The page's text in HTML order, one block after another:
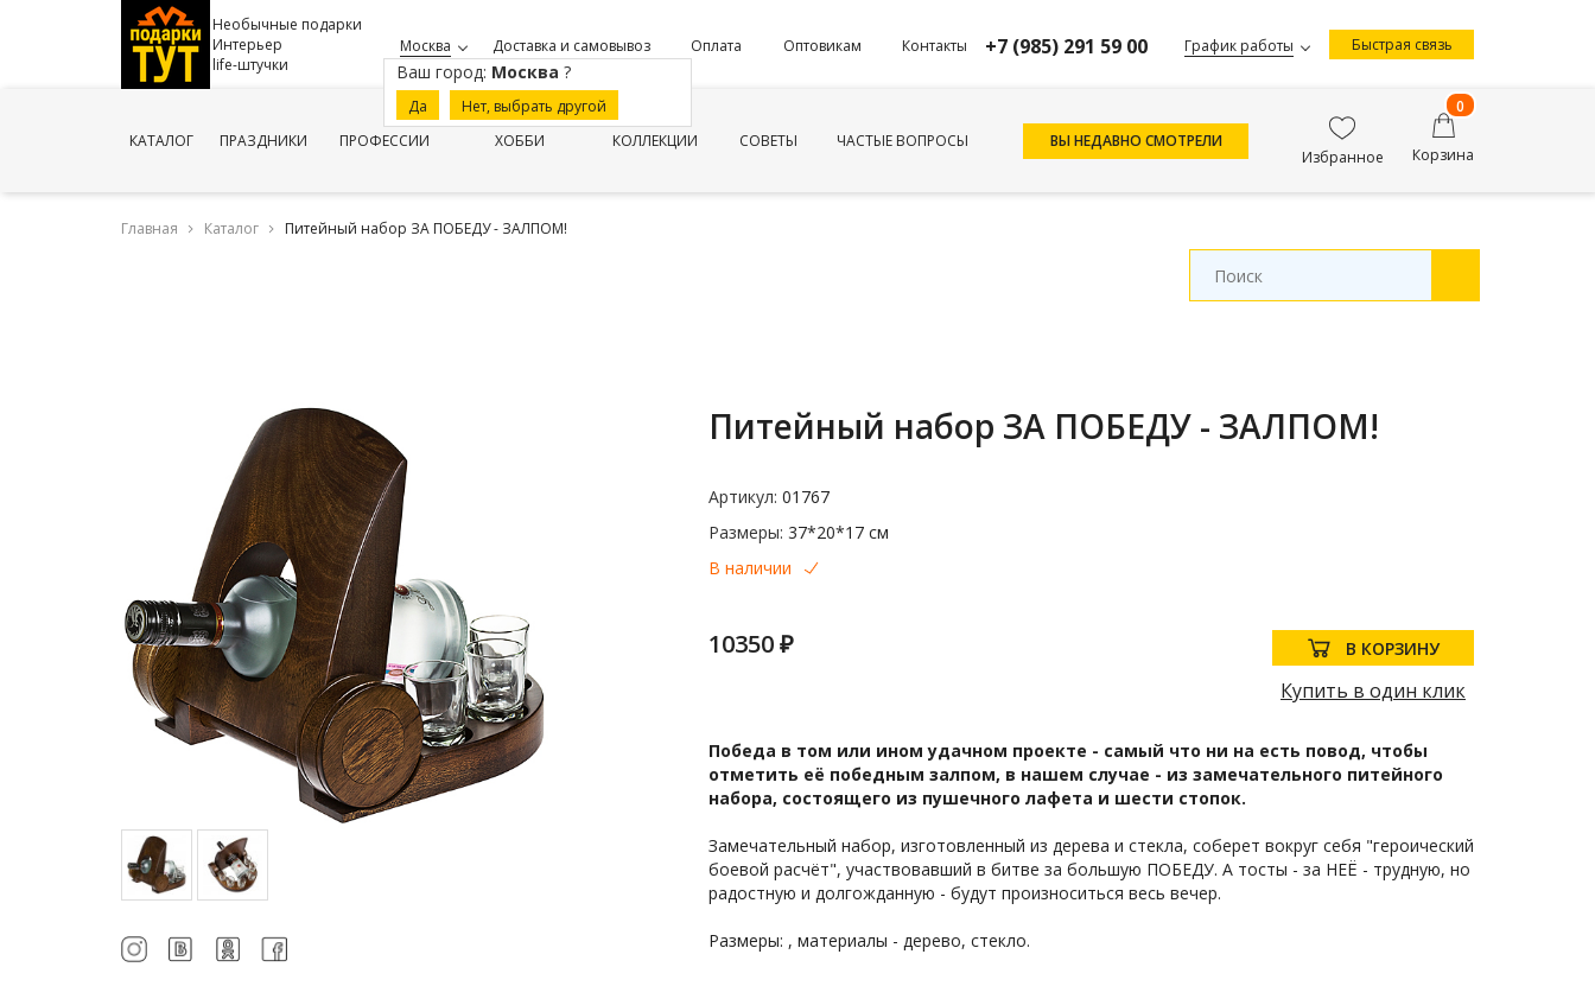
Необычные подарки
Интерьер
life-штучки
Москва
Ваш город: Москва ?
Да Нет, выбрать другой
Доставка и самовывоз Оплата Оптовикам Контакты +7 (985) 291 59 00 График работы Быстрая связь
КАТАЛОГ ПРАЗДНИКИ ПРОФЕССИИ ХОББИ КОЛЛЕКЦИИ СОВЕТЫ ЧАСТЫЕ ВОПРОСЫ
ВЫ НЕДАВНО СМОТРЕЛИ
Избранное
0
Корзина
Главная Каталог Питейный набор ЗА ПОБЕДУ - ЗАЛПОМ!
Питейный набор ЗА ПОБЕДУ - ЗАЛПОМ!
Артикул: 01767
Размеры: 37*20*17 см
В наличии
10350 ₽ В КОРЗИНУ
Купить в один клик
Победа в том или ином удачном проекте - самый что ни на есть повод, чтобы
отметить её победным залпом, в нашем случае - из замечательного питейного
набора, состоящего из пушечного лафета и шести стопок.
Замечательный набор, изготовленный из дерева и стекла, соберет вокруг себя "героический
боевой расчёт", участвовавший в битве за большую ПОБЕДУ. А тосты - за НЕЁ - трудную, но
радостную и долгожданную - будут произноситься весь вечер.
Размеры: , материалы - дерево, стекло.